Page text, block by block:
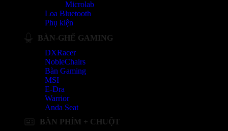
Microlab
Loa Bluetooth
Phụ kiện
BÀN-GHẾ GAMING
DXRacer
NobleChairs
Bàn Gaming
MSI
E-Dra
Warrior
Anda Seat
BÀN PHÍM + CHUỘT